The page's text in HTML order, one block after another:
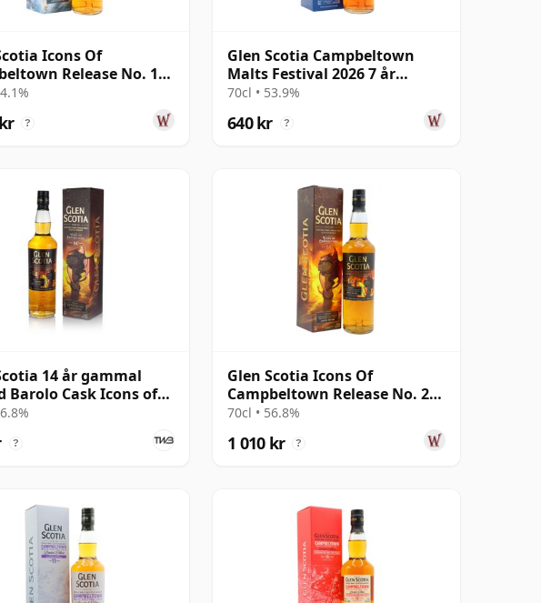
Icons Of
Release No. 1
?
Glen Scotia Campbeltown
Malts Festival 2026 7 år
gammal
70cl • 53.9%
640 kr ?
14 år gammal
Barolo Cask Icons of
#2
?
Glen Scotia Icons Of
Campbeltown Release No. 2
14 år gammal
70cl • 56.8%
1 010 kr ?